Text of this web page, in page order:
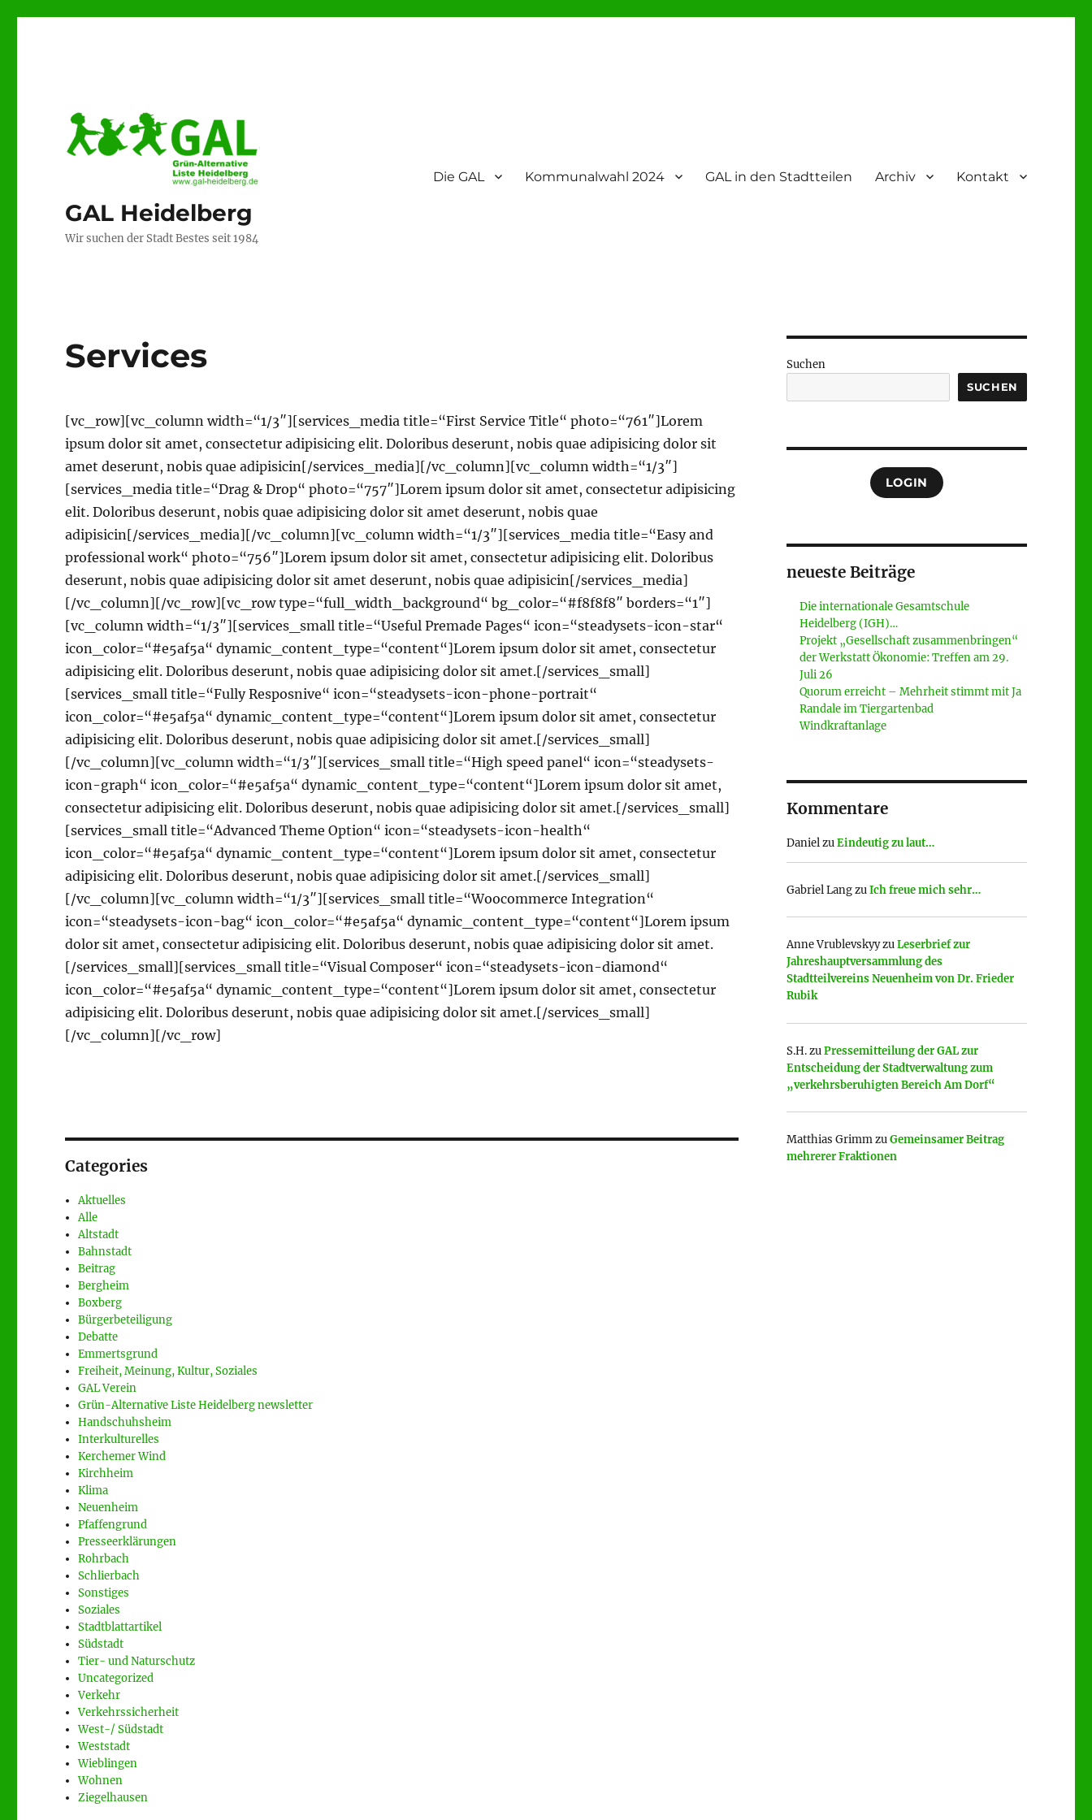
GAL Heidelberg
Wir suchen der Stadt Bestes seit 1984
Die GAL Kommunalwahl 2024 GAL in den Stadtteilen Archiv Kontakt
Services
[vc_row][vc_column width=“1/3″][services_media title=“First Service Title“ photo=“761″]Lorem
ipsum dolor sit amet, consectetur adipisicing elit. Doloribus deserunt, nobis quae adipisicing dolor sit
amet deserunt, nobis quae adipisicin[/services_media][/vc_column][vc_column width=“1/3″]
[services_media title=“Drag & Drop“ photo=“757″]Lorem ipsum dolor sit amet, consectetur adipisicing
elit. Doloribus deserunt, nobis quae adipisicing dolor sit amet deserunt, nobis quae
adipisicin[/services_media][/vc_column][vc_column width=“1/3″][services_media title=“Easy and
professional work“ photo=“756″]Lorem ipsum dolor sit amet, consectetur adipisicing elit. Doloribus
deserunt, nobis quae adipisicing dolor sit amet deserunt, nobis quae adipisicin[/services_media]
[/vc_column][/vc_row][vc_row type=“full_width_background“ bg_color=“#f8f8f8″ borders=“1″]
[vc_column width=“1/3″][services_small title=“Useful Premade Pages“ icon=“steadysets-icon-star“
icon_color=“#e5af5a“ dynamic_content_type=“content“]Lorem ipsum dolor sit amet, consectetur
adipisicing elit. Doloribus deserunt, nobis quae adipisicing dolor sit amet.[/services_small]
[services_small title=“Fully Resposnive“ icon=“steadysets-icon-phone-portrait“
icon_color=“#e5af5a“ dynamic_content_type=“content“]Lorem ipsum dolor sit amet, consectetur
adipisicing elit. Doloribus deserunt, nobis quae adipisicing dolor sit amet.[/services_small]
[/vc_column][vc_column width=“1/3″][services_small title=“High speed panel“ icon=“steadysets-
icon-graph“ icon_color=“#e5af5a“ dynamic_content_type=“content“]Lorem ipsum dolor sit amet,
consectetur adipisicing elit. Doloribus deserunt, nobis quae adipisicing dolor sit amet.[/services_small]
[services_small title=“Advanced Theme Option“ icon=“steadysets-icon-health“
icon_color=“#e5af5a“ dynamic_content_type=“content“]Lorem ipsum dolor sit amet, consectetur
adipisicing elit. Doloribus deserunt, nobis quae adipisicing dolor sit amet.[/services_small]
[/vc_column][vc_column width=“1/3″][services_small title=“Woocommerce Integration“
icon=“steadysets-icon-bag“ icon_color=“#e5af5a“ dynamic_content_type=“content“]Lorem ipsum
dolor sit amet, consectetur adipisicing elit. Doloribus deserunt, nobis quae adipisicing dolor sit amet.
[/services_small][services_small title=“Visual Composer“ icon=“steadysets-icon-diamond“
icon_color=“#e5af5a“ dynamic_content_type=“content“]Lorem ipsum dolor sit amet, consectetur
adipisicing elit. Doloribus deserunt, nobis quae adipisicing dolor sit amet.[/services_small]
[/vc_column][/vc_row]
Categories
Aktuelles
Alle
Altstadt
Bahnstadt
Beitrag
Bergheim
Boxberg
Bürgerbeteiligung
Debatte
Emmertsgrund
Freiheit, Meinung, Kultur, Soziales
GAL Verein
Grün-Alternative Liste Heidelberg newsletter
Handschuhsheim
Interkulturelles
Kerchemer Wind
Kirchheim
Klima
Neuenheim
Pfaffengrund
Presseerklärungen
Rohrbach
Schlierbach
Sonstiges
Soziales
Stadtblattartikel
Südstadt
Tier- und Naturschutz
Uncategorized
Verkehr
Verkehrssicherheit
West-/ Südstadt
Weststadt
Wieblingen
Wohnen
Ziegelhausen
Suchen
SUCHEN
LOGIN
neueste Beiträge
Die internationale Gesamtschule
Heidelberg (IGH)…
Projekt „Gesellschaft zusammenbringen“
der Werkstatt Ökonomie: Treffen am 29.
Juli 26
Quorum erreicht – Mehrheit stimmt mit Ja
Randale im Tiergartenbad
Windkraftanlage
Kommentare
DanielzuEindeutig zu laut…
Gabriel LangzuIch freue mich sehr…
Anne VrublevskyyzuLeserbrief zur
Jahreshauptversammlung des
Stadtteilvereins Neuenheim von Dr. Frieder
Rubik
S.H.zuPressemitteilung der GAL zur
Entscheidung der Stadtverwaltung zum
„verkehrsberuhigten Bereich Am Dorf“
Matthias GrimmzuGemeinsamer Beitrag
mehrerer Fraktionen